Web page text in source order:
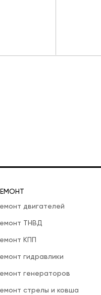
двигателей
ТНВД
КПП
гидравлики
генераторов
стрелы и ковша